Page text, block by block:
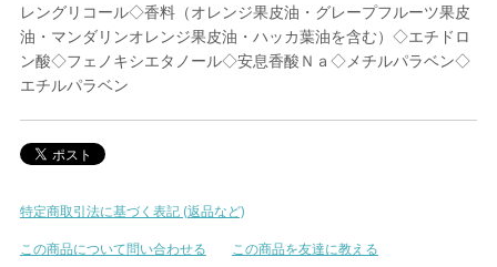
レングリコール◇香料（オレンジ果皮油・グレープフルーツ果皮
油・マンダリンオレンジ果皮油・ハッカ葉油を含む）◇エチドロ
ン酸◇フェノキシエタノール◇安息香酸Ｎａ◇メチルパラベン◇
エチルパラベン
特定商取引法に基づく表記 (返品など)
この商品について問い合わせる
この商品を友達に教える